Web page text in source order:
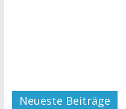
Neueste Beiträge